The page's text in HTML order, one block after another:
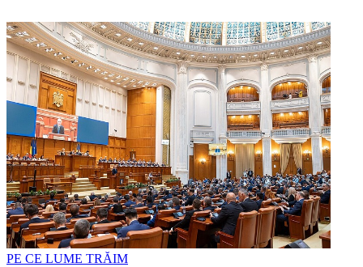
PE CE LUME TRĂIM